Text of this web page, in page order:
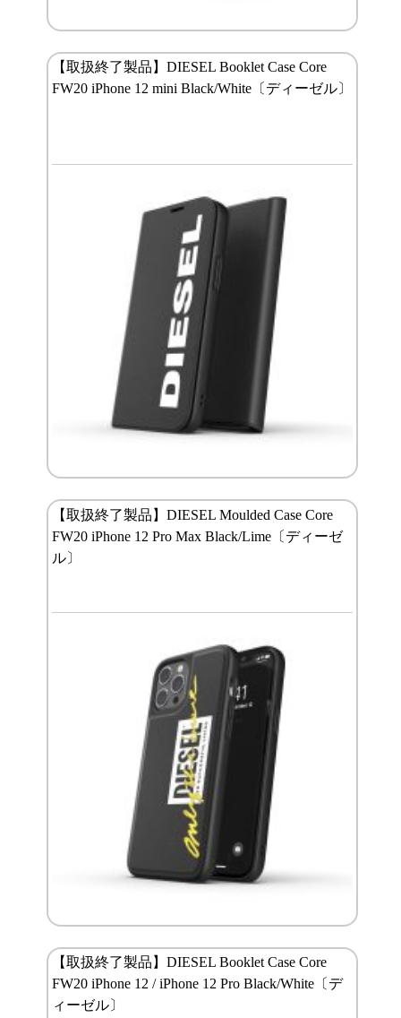
【取扱終了製品】DIESEL Booklet Case Core
FW20 iPhone 12 mini Black/White〔ディーゼル〕
【取扱終了製品】DIESEL Moulded Case Core
FW20 iPhone 12 Pro Max Black/Lime〔ディーゼ
ル〕
【取扱終了製品】DIESEL Booklet Case Core
FW20 iPhone 12 / iPhone 12 Pro Black/White〔デ
ィーゼル〕